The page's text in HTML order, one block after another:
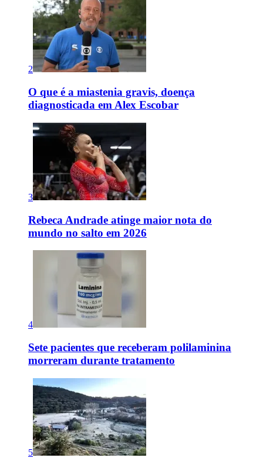
2
O que é a miastenia gravis, doença
diagnosticada em Alex Escobar
3
Rebeca Andrade atinge maior nota do
mundo no salto em 2026
4
Sete pacientes que receberam polilaminina
morreram durante tratamento
5